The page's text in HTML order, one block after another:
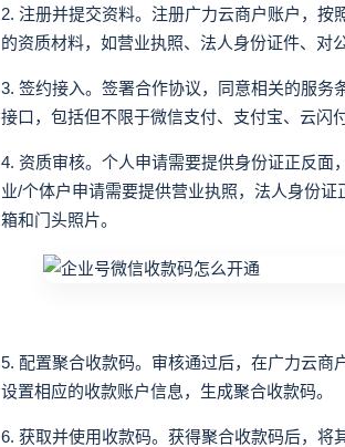
2. 注册并提交资料。注册广力云商户账户，
的资质材料，如营业执照、法人身份证件、对
3. 签约接入。签署合作协议，同意相关的服务
接口，包括但不限于微信支付、支付宝、云闪付
4. 资质审核。个人申请需要提供身份证正反
业/个体户申请需要提供营业执照，法人身份
箱和门头照片。
5. 配置聚合收款码。审核通过后，在广力云商
设置相应的收款账户信息，生成聚合收款码。
6. 获取并使用收款码。获得聚合收款码后，将